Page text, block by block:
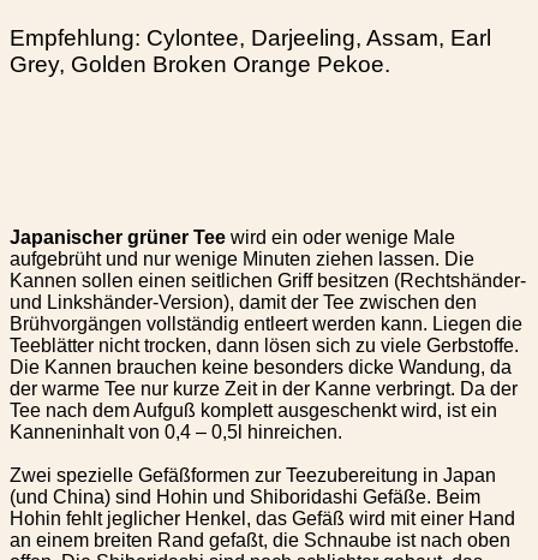
Empfehlung: Cylontee, Darjeeling, Assam, Earl
Grey, Golden Broken Orange Pekoe.
Japanischer grüner Tee wird ein oder wenige Male
aufgebrüht und nur wenige Minuten ziehen lassen. Die
Kannen sollen einen seitlichen Griff besitzen (Rechtshänder-
und Linkshänder-Version), damit der Tee zwischen den
Brühvorgängen vollständig entleert werden kann. Liegen die
Teeblätter nicht trocken, dann lösen sich zu viele Gerbstoffe.
Die Kannen brauchen keine besonders dicke Wandung, da
der warme Tee nur kurze Zeit in der Kanne verbringt. Da der
Tee nach dem Aufguß komplett ausgeschenkt wird, ist ein
Kanneninhalt von 0,4 – 0,5l hinreichen.
Zwei spezielle Gefäßformen zur Teezubereitung in Japan
(und China) sind Hohin und Shiboridashi Gefäße. Beim
Hohin fehlt jeglicher Henkel, das Gefäß wird mit einer Hand
an einem breiten Rand gefaßt, die Schnaube ist nach oben